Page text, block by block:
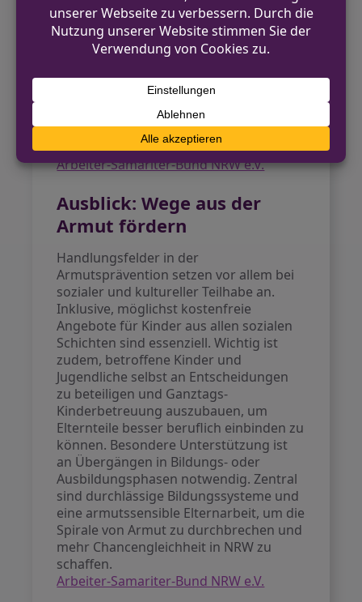
Armutsforscher Christoph Butterwegge
festhält, hängt in einem Wohlstandsland
wie Deutschland die finanzielle Situation
maßgeblich über die späteren
Lebenschancen der Kinder. Je stärker die
Wirtschaft wächst, desto größer wird
teils die Spaltung, weil Sozialleistungen
nicht automatisch mit den Löhnen
steigen.
Arbeiter-Samariter-Bund NRW e.V.
Ausblick: Wege aus der
Armut fördern
Handlungsfelder in der
Armutsprävention setzen vor allem bei
sozialer und kultureller Teilhabe an.
Inklusive, möglichst kostenfreie
Angebote für Kinder aus allen sozialen
Schichten sind essenziell. Wichtig ist
zudem, betroffene Kinder und
Jugendliche selbst an Entscheidungen
zu beteiligen und Ganztags-
Kinderbetreuung auszubauen, um
Elternteile besser beruflich einbinden zu
können. Besondere Unterstützung ist
an Übergängen in Bildungs- oder
Ausbildungsphasen notwendig. Zentral
sind durchlässige Bildungssysteme und
eine armutssensible Elternarbeit, um die
Spirale von Armut zu durchbrechen und
mehr Chancengleichheit in NRW zu
schaffen.
Arbeiter-Samariter-Bund NRW e.V.